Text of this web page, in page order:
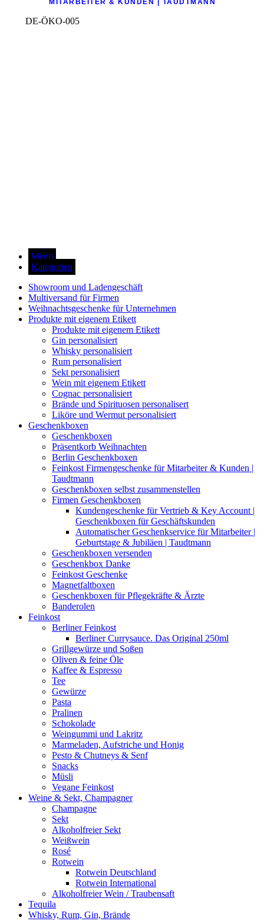
MITARBEITER & KUNDEN | TAUDTMANN
DE-ÖKO-005
Menü
Kategorien
Showroom und Ladengeschäft
Multiversand für Firmen
Weihnachtsgeschenke für Unternehmen
Produkte mit eigenem Etikett
Produkte mit eigenem Etikett
Gin personalisiert
Whisky personalisiert
Rum personalisiert
Sekt personalisiert
Wein mit eigenem Etikett
Cognac personalisiert
Brände und Spirituosen personalisert
Liköre und Wermut personalisiert
Geschenkboxen
Geschenkboxen
Präsentkorb Weihnachten
Berlin Geschenkboxen
Feinkost Firmengeschenke für Mitarbeiter & Kunden |
Taudtmann
Geschenkboxen selbst zusammenstellen
Firmen Geschenkboxen
Kundengeschenke für Vertrieb & Key Account |
Geschenkboxen für Geschäftskunden
Automatischer Geschenkservice für Mitarbeiter |
Geburtstage & Jubiläen | Taudtmann
Geschenkboxen versenden
Geschenkbox Danke
Feinkost Geschenke
Magnetfaltboxen
Geschenkboxen für Pflegekräfte & Ärzte
Banderolen
Feinkost
Berliner Feinkost
Berliner Currysauce. Das Original 250ml
Grillgewürze und Soßen
Oliven & feine Öle
Kaffee & Espresso
Tee
Gewürze
Pasta
Pralinen
Schokolade
Weingummi und Lakritz
Marmeladen, Aufstriche und Honig
Pesto & Chutneys & Senf
Snacks
Müsli
Vegane Feinkost
Weine & Sekt, Champagner
Champagne
Sekt
Alkoholfreier Sekt
Weißwein
Rosé
Rotwein
Rotwein Deutschland
Rotwein International
Alkoholfreier Wein / Traubensaft
Tequila
Whisky, Rum, Gin, Brände